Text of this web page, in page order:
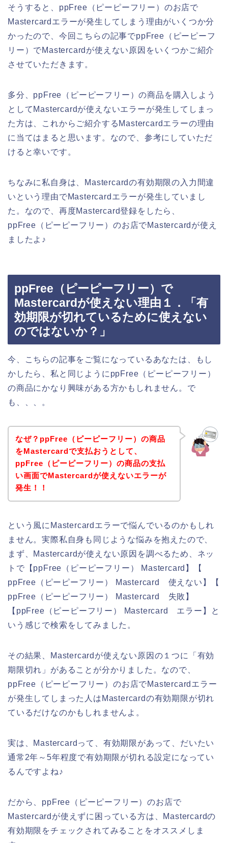
そうすると、ppFree（ピーピーフリー）のお店で
Mastercardエラーが発生してしまう理由がいくつか分
かったので、今回こちらの記事でppFree（ピーピーフ
リー）でMastercardが使えない原因をいくつかご紹介
させていただきます。
多分、ppFree（ピーピーフリー）の商品を購入しよう
としてMastercardが使えないエラーが発生してしまっ
た方は、これからご紹介するMastercardエラーの理由
に当てはまると思います。なので、参考にしていただ
けると幸いです。
ちなみに私自身は、Mastercardの有効期限の入力間違
いという理由でMastercardエラーが発生していまし
た。なので、再度Mastercard登録をしたら、
ppFree（ピーピーフリー）のお店でMastercardが使え
ましたよ♪
ppFree（ピーピーフリー）で
Mastercardが使えない理由１．「有
効期限が切れているために使えない
のではないか？」
今、こちらの記事をご覧になっているあなたは、もし
かしたら、私と同じようにppFree（ピーピーフリー）
の商品にかなり興味がある方かもしれません。で
も、、、。
なぜ？ppFree（ピーピーフリー）の商品
をMastercardで支払おうとして、
ppFree（ピーピーフリー）の商品の支払
い画面でMastercardが使えないエラーが
発生！！
という風にMastercardエラーで悩んでいるのかもしれ
ません。実際私自身も同じような悩みを抱えたので、
まず、Mastercardが使えない原因を調べるため、ネッ
トで【ppFree（ピーピーフリー） Mastercard】【
ppFree（ピーピーフリー） Mastercard 使えない】【
ppFree（ピーピーフリー） Mastercard 失敗】
【ppFree（ピーピーフリー） Mastercard エラー】と
いう感じで検索をしてみました。
その結果、Mastercardが使えない原因の１つに「有効
期限切れ」があることが分かりました。なので、
ppFree（ピーピーフリー）のお店でMastercardエラー
が発生してしまった人はMastercardの有効期限が切れ
ているだけなのかもしれませんよ。
実は、Mastercardって、有効期限があって、だいたい
通常2年～5年程度で有効期限が切れる設定になってい
るんですよね♪
だから、ppFree（ピーピーフリー）のお店で
Mastercardが使えずに困っている方は、Mastercardの
有効期限をチェックされてみることをオススメしま